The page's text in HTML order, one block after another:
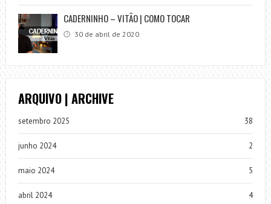
CADERNINHO – VITÃO | COMO TOCAR
30 de abril de 2020
ARQUIVO | ARCHIVE
setembro 2025 38
junho 2024 2
maio 2024 5
abril 2024 4